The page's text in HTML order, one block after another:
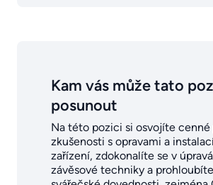
Kam vás může tato
posunout
Na této pozici si osvojíte
zkušenosti s opravami a
zařízení, zdokonalíte se v
závěsové techniky a